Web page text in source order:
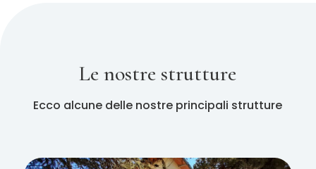
Le nostre strutture
Ecco alcune delle nostre principali strutture